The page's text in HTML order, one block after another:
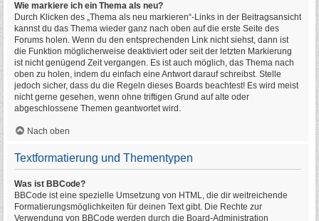
Wie markiere ich ein Thema als neu?
Durch Klicken des „Thema als neu markieren“-Links in der Beitragsansicht
kannst du das Thema wieder ganz nach oben auf die erste Seite des
Forums holen. Wenn du den entsprechenden Link nicht siehst, dann ist
die Funktion möglicherweise deaktiviert oder seit der letzten Markierung
ist nicht genügend Zeit vergangen. Es ist auch möglich, das Thema nach
oben zu holen, indem du einfach eine Antwort darauf schreibst. Stelle
jedoch sicher, dass du die Regeln dieses Boards beachtest! Es wird meist
nicht gerne gesehen, wenn ohne triftigen Grund auf alte oder
abgeschlossene Themen geantwortet wird.
Nach oben
Textformatierung und Thementypen
Was ist BBCode?
BBCode ist eine spezielle Umsetzung von HTML, die dir weitreichende
Formatierungsmöglichkeiten für deinen Text gibt. Die Rechte zur
Verwendung von BBCode werden durch die Board-Administration